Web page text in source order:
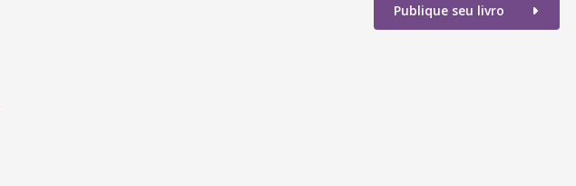
Publique seu livro